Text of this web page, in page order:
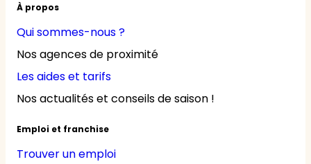
À propos
Qui sommes-nous ?
Nos agences de proximité
Les aides et tarifs
Nos actualités et conseils de saison !
Emploi et franchise
Trouver un emploi